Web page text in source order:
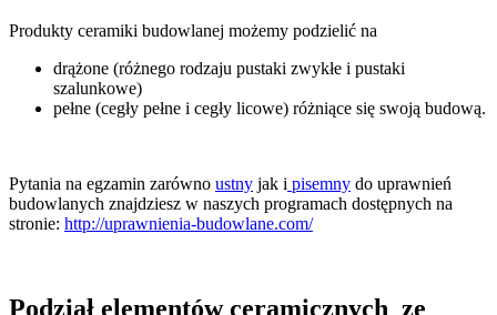
Produkty ceramiki budowlanej możemy podzielić na
drążone (różnego rodzaju pustaki zwykłe i pustaki
szalunkowe)
pełne (cegły pełne i cegły licowe) różniące się swoją budową.
Pytania na egzamin zarówno ustny jak i pisemny do uprawnień
budowlanych znajdziesz w naszych programach dostępnych na
stronie: http://uprawnienia-budowlane.com/
Podział elementów ceramicznych ze